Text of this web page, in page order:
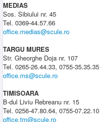
MEDIAS
Sos. Sibiului nr. 45
Tel. 0369-44.57.66
office.medias@scule.ro
TARGU MURES
Str. Gheorghe Doja nr. 107
Tel. 0265-26.44.33, 0755-35.35.35
office.ms@scule.ro
TIMISOARA
B-dul Liviu Rebreanu nr. 15
Tel. 0256-47.80.64, 0755-07.22.10
office.tm@scule.ro